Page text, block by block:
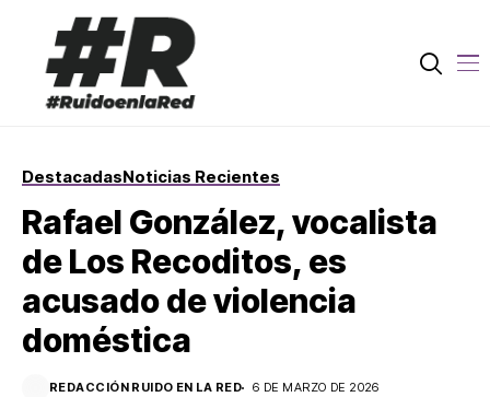
DestacadasNoticias Recientes
Rafael González, vocalista
de Los Recoditos, es
acusado de violencia
doméstica
REDACCIÓN RUIDO EN LA RED
6 DE MARZO DE 2026